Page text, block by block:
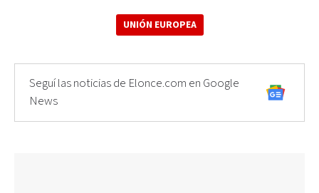
UNIÓN EUROPEA
Seguí las noticias de Elonce.com en Google
News